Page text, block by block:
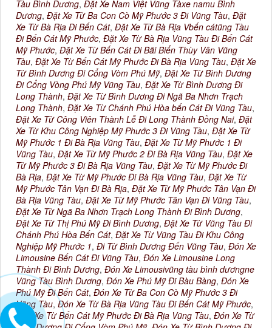
Tàu Bình Dương, Đặt Xe Nam Việt Vũng Tàxe namu Bình
Dương, Đặt Xe Từ Ba Con Cò Mỹ Phước 3 Đi Vũng Tàu, Đặt
Xe Từ Bà Rịa Đi Bến Cát, Đặt Xe Từ Bà Rịa Vbến cátũng Tàu
Đi Bến Cát Mỹ Phước, Đặt Xe Từ Bà Rịa Vũng Tàu Đi Bến Cát
Mỹ Phước, Đặt Xe Từ Bến Cát Đi Bãi Biển Thùy Vân Vũng
Tàu, Đặt Xe Từ Bến Cát Mỹ Phước Đi Bà Rịa Vũng Tàu, Đặt Xe
Từ Bình Dương Đi Cổng Vòm Phú Mỹ, Đặt Xe Từ Bình Dương
Đi Cổng Vòng Phú Mỹ Vũng Tàu, Đặt Xe Từ Bình Dương Đi
Long Thành, Đặt Xe Từ Bình Dương Đi Ngã Ba Nhơn Trạch
Long Thành, Đặt Xe Từ Chánh Phú Hòa bến Cát Đi Vũng Tàu,
Đặt Xe Từ Công Viên Thành Lễ Đi Long Thành Đồng Nai, Đặt
Xe Từ Khu Công Nghiệp Mỹ Phước 3 Đi Vũng Tàu, Đặt Xe Từ
Mỹ Phước 1 Đi Bà Rịa Vũng Tàu, Đặt Xe Từ Mỹ Phước 1 Đi
Vũng Tàu, Đặt Xe Từ Mỹ Phước 2 Đi Bà Rịa Vũng Tàu, Đặt Xe
Từ Mỹ Phước 3 Đi Bà Rịa Vũng Tàu, Đặt Xe Từ Mỹ Phước Đi
Bà Rịa, Đặt Xe Từ Mỹ Phước Đi Bà Rịa Vũng Tàu, Đặt Xe Từ
Mỹ Phước Tân Vạn Đi Bà Rịa, Đặt Xe Từ Mỹ Phước Tân Vạn Đi
Bà Rịa Vũng Tàu, Đặt Xe Từ Mỹ Phước Tân Vạn Đi Vũng Tàu,
Đặt Xe Từ Ngã Ba Nhơn Trạch Long Thành Đi Bình Dương,
Đặt Xe Từ Thị Phú Mỹ Đi Bình Dương, Đặt Xe Từ Vũng Tàu Đi
Chánh Phú Hòa Bến Cát, Đặt Xe Từ Vũng Tàu Đi Khu Công
Nghiệp Mỹ Phước 1, Đi Từ Bình Dương Đến Vũng Tàu, Đón Xe
Limousine Bến Cát Đi Vũng Tàu, Đón Xe Limousine Long
Thành Đi Bình Dương, Đón Xe Limousivũng tàu bình dươngne
Vũng Tàu Bình Dương, Đón Xe Phú Mỹ Đi Bàu Bàng, Đón Xe
Phú Mỹ Đi Bến Cát, Đón Xe Từ Ba Con Cò Mỹ Phước 3 Đi
Vũng Tàu, Đón Xe Từ Bà Rịa Vũng Tàu Đi Bến Cát Mỹ Phước,
Đón Xe Từ Bến Cát Mỹ Phước Đi Bà Rịa Vũng Tàu, Đón Xe Từ